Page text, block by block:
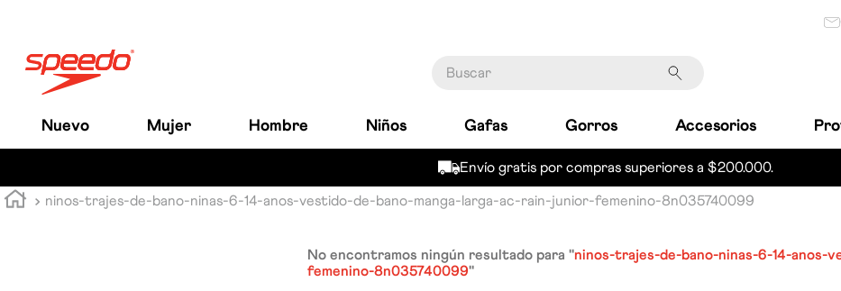
Nuevo Mujer Hombre Niños Gafas Gorros Accesorios
Envío gratis por compras superiores a $200.000.
ninos-trajes-de-bano-ninas-6-14-anos-vestido-de-bano-manga-larga-ac-rain-junior-femenino-8n035740099
No encontramos ningún resultado para "ninos-trajes-de-bano-ninas-6-14-anos-
femenino-8n035740099"